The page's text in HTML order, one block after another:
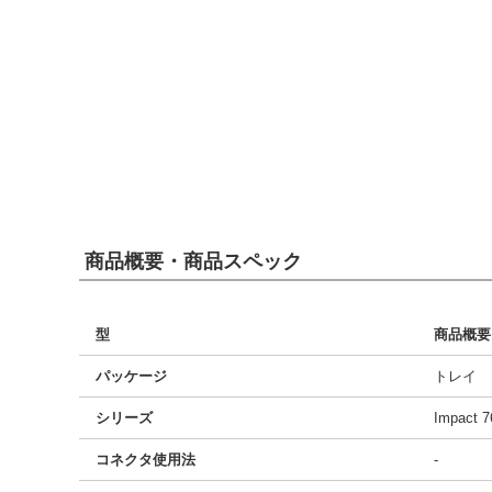
商品概要・商品スペック
型 商品概要
パッケージ トレイ
シリーズ Impact
コネクタ使用法 -